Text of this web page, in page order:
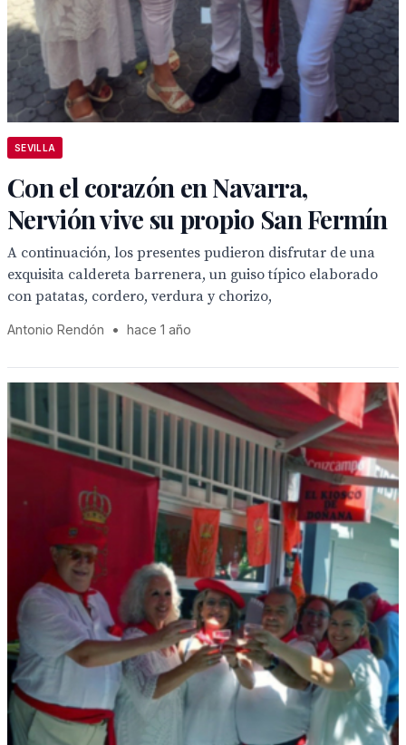
SEVILLA
Con el corazón en Navarra,
Nervión vive su propio San Fermín
A continuación, los presentes pudieron disfrutar de una
exquisita caldereta barrenera, un guiso típico elaborado
con patatas, cordero, verdura y chorizo,
Antonio Rendón • hace 1 año